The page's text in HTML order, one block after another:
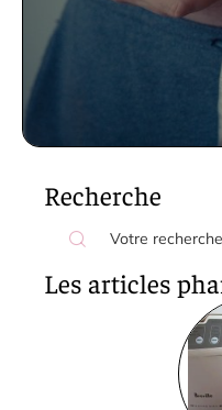
Recherche
Les articles